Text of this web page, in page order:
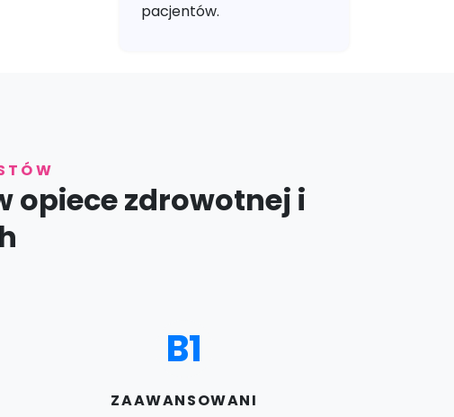
pacjentów.
opiece zdrowotnej i
B1
ZAAWANSOWANI